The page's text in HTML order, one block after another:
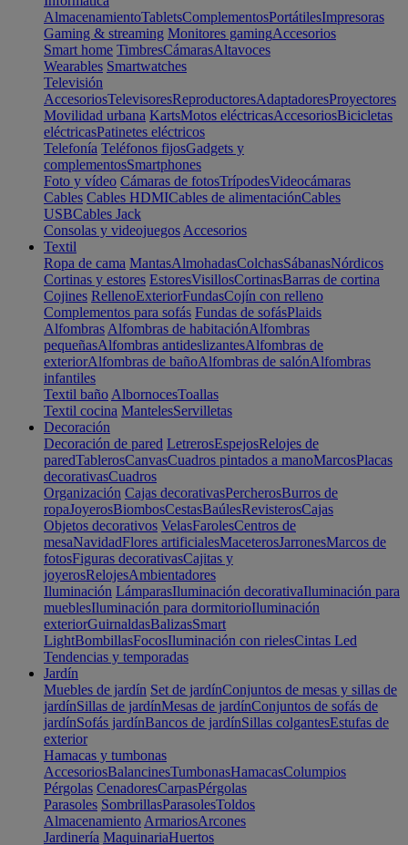
AlmacenamientoTabletsComplementosPortátilesImpresoras
Gaming & streaming Monitores gamingAccesorios
Smart home TimbresCámarasAltavoces
Wearables Smartwatches
Televisión
AccesoriosTelevisoresReproductoresAdaptadoresProyectores
Movilidad urbana KartsMotos eléctricasAccesoriosBicicletas
eléctricasPatinetes eléctricos
Telefonía Teléfonos fijosGadgets y
complementosSmartphones
Foto y vídeo Cámaras de fotosTrípodesVideocámaras
Cables Cables HDMICables de alimentaciónCables
USBCables Jack
Consolas y videojuegos Accesorios
Textil
Ropa de cama MantasAlmohadasColchasSábanasNórdicos
Cortinas y estores EstoresVisillosCortinasBarras de cortina
Cojines RellenoExteriorFundasCojín con relleno
Complementos para sofás Fundas de sofásPlaids
Alfombras Alfombras de habitaciónAlfombras
pequeñasAlfombras antideslizantesAlfombras de
exteriorAlfombras de bañoAlfombras de salónAlfombras
infantiles
Textil baño AlbornocesToallas
Textil cocina MantelesServilletas
Decoración
Decoración de pared LetrerosEspejosRelojes de
paredTablerosCanvasCuadros pintados a manoMarcosPlacas
decorativasCuadros
Organización Cajas decorativasPercherosBurros de
ropaJoyerosBiombosCestasBaúlesRevisterosCajas
Objetos decorativos VelasFarolesCentros de
mesaNavidadFlores artificialesMaceterosJarronesMarcos de
fotosFiguras decorativasCajitas y
joyerosRelojesAmbientadores
Iluminación LámparasIluminación decorativaIluminación para
mueblesIluminación para dormitorioIluminación
exteriorGuirnaldasBalizasSmart
LightBombillasFocosIluminación con rielesCintas Led
Tendencias y temporadas
Jardín
Muebles de jardín Set de jardínConjuntos de mesas y sillas de
jardínSillas de jardínMesas de jardínConjuntos de sofás de
jardínSofás jardínBancos de jardínSillas colgantesEstufas de
exterior
Hamacas y tumbonas
AccesoriosBalancinesTumbonasHamacasColumpios
Pérgolas CenadoresCarpasPérgolas
Parasoles SombrillasParasolesToldos
Almacenamiento ArmariosArcones
Jardinería MaquinariaHuertos